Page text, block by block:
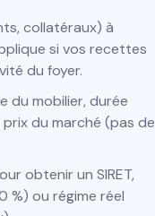
collatéraux) à
si vos recettes
du foyer.
du mobilier, durée
du marché (pas de
obtenir un SIRET,
%) ou régime réel